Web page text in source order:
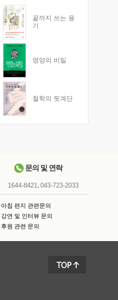
끝까지 쓰는 용
기
영양의 비밀
철학의 뒷계단
문의 및 연락
1644-8421, 043-723-2033
아침 편지 관련문의
강연 및 인터뷰 문의
후원 관련 문의